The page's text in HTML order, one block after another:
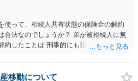
上、ご参考まで。
使って、相続人共有状態の保険金の解約
合法なのでしょうか？ 弟が被相続人に無
約したことは 刑事的にも犯罪となる可能
て、弁護士に面談で詳しい事情を話して
。
移動について